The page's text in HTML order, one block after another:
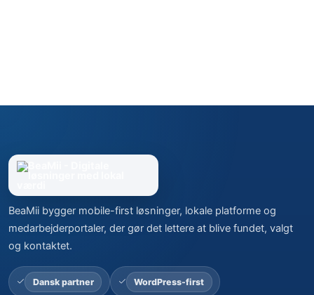
BeaMii bygger mobile-first løsninger, lokale platforme og
medarbejderportaler, der gør det lettere at blive fundet, valgt
og kontaktet.
Dansk partner WordPress-first